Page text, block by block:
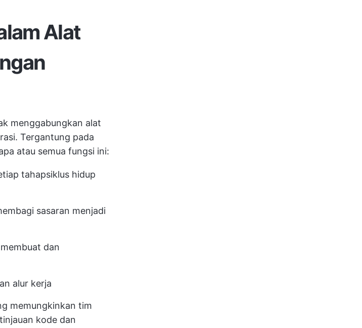
Alat
menggabungkan alat
Tergantung pada
atau semua fungsi ini:
tahapsiklus hidup
sasaran menjadi
dan
alur kerja
memungkinkan tim
kode dan